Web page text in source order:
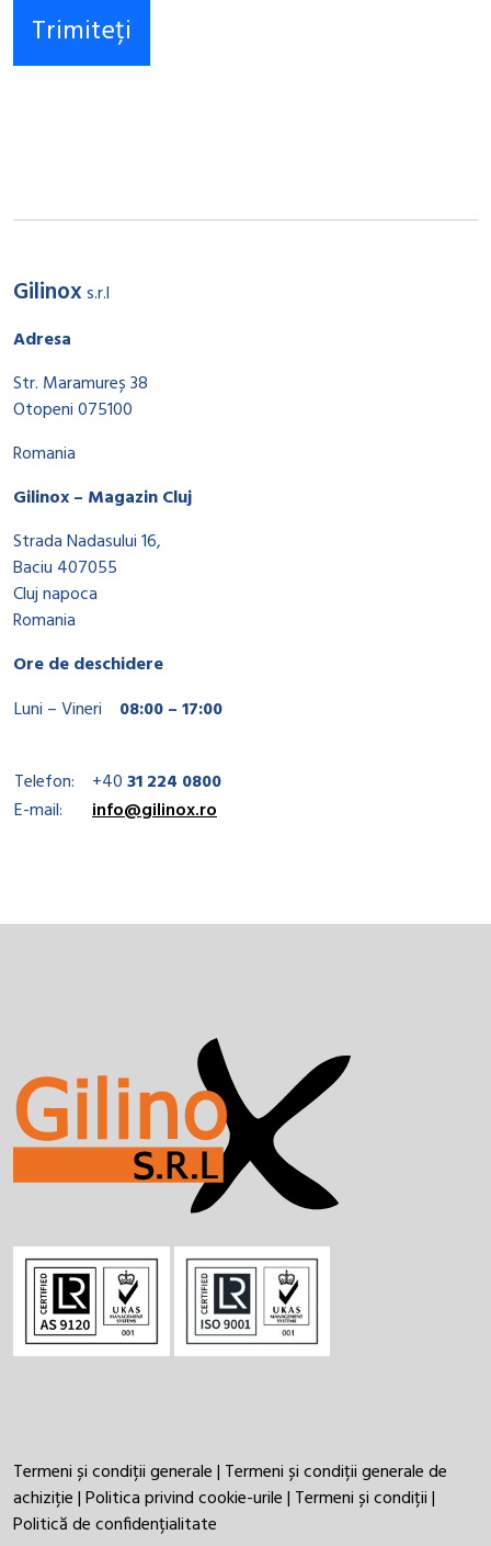
Gilinoxs.r.l
Adresa
Str. Maramureș 38
Otopeni 075100
Romania
Gilinox – Magazin Cluj
Strada Nadasului 16,
Baciu 407055
Cluj napoca
Romania
Ore de deschidere
Luni – Vineri
08:00 – 17:00
Telefon: +4031 224 0800
E-mail:
info@gilinox.ro
Termeni și condiții generale| Termeni și condiții generale de
achiziție|Politica privind cookie-urile| Termeni și condiții|
Politică de confidențialitate